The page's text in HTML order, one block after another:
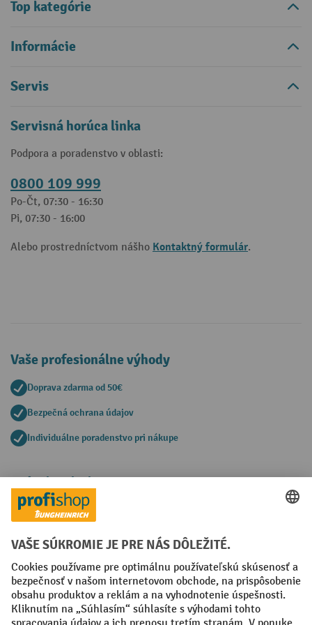
Top kategórie
Informácie
Servis
Servisná horúca linka
Podpora a poradenstvo v oblasti:
0800 109 999
Po-Čt, 07:30 - 16:30
Pi, 07:30 - 16:00
Alebo prostredníctvom nášho Kontaktný formulár.
Vaše profesionálne výhody
Doprava zdarma od 50€
Bezpečná ochrana údajov
Individuálne poradenstvo pri nákupe
Spôsoby platby
Creditcard (Master)Creditcard (Visa)
Faktúra Predplatba
Sociálne siete
Facebook
YouTube
LinkedIn